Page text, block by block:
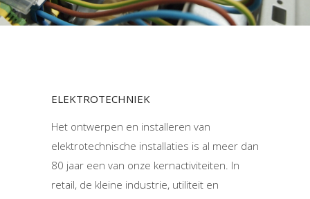
ELEKTROTECHNIEK
Het ontwerpen en installeren van
elektrotechnische installaties is al meer dan
80 jaar een van onze kernactiviteiten. In
retail, de kleine industrie, utiliteit en